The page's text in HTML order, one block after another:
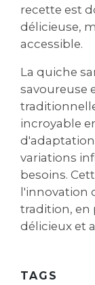
recette est
délicieuse‚
accessible.
La quiche
savoureuse
incroyable
variations
besoins.
l'innovation
tradition‚ en
délicieux et
TAGS